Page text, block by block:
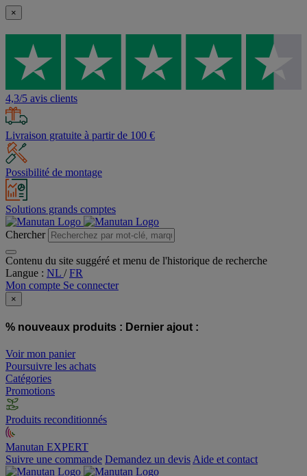
×
4,3/5 avis clients
Livraison gratuite à partir de 100 €
Possibilité de montage
Solutions grands comptes
Chercher
Contenu du site suggéré et menu de l'historique de recherche
Langue : NL /FR
Mon compte Se connecter
×
% nouveaux produits : Dernier ajout :
Voir mon panier
Poursuivre les achats
Catégories
Promotions
Produits reconditionnés
Manutan EXPERT
Suivre une commande Demandez un devis Aide et contact